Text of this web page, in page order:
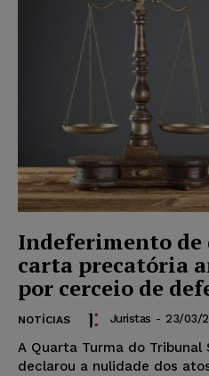
Indeferimento
carta precatória
por cerceio de
NOTÍCIAS Juristas - 23/03/
A Quarta Turma do Tribunal
declarou a nulidade dos